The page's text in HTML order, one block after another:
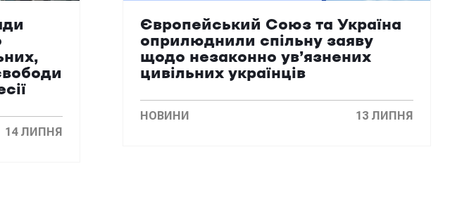
14 ЛИПНЯ
Європейський Союз та Україна
оприлюднили спільну заяву
щодо незаконно ув’язнених
цивільних українців
НОВИНИ 13 ЛИПНЯ